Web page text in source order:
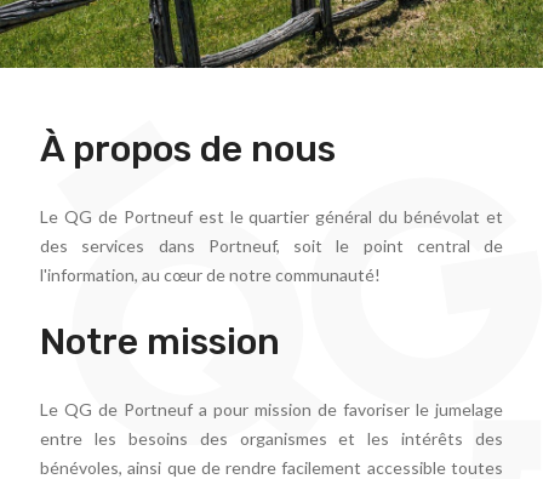
À propos de nous
Le QG de Portneuf est le quartier général du bénévolat et
des services dans Portneuf, soit le point central de
l'information, au cœur de notre communauté!
Notre mission
Le QG de Portneuf a pour mission de favoriser le jumelage
entre les besoins des organismes et les intérêts des
bénévoles, ainsi que de rendre facilement accessible toutes